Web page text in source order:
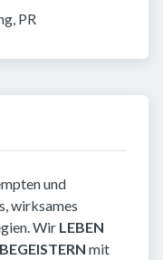
PR
und
wirksames
Wir LEBEN
BEGEISTERN mit